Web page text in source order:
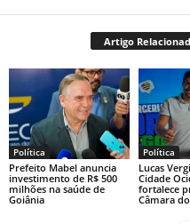
Artigo
Política
Prefeito Mabel anuncia
investimento de R$ 500
milhões na saúde de
Goiânia
Política
Lucas
Cidade
fortalece
Câmara